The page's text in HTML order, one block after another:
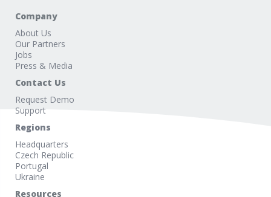
Company
About Us
Our Partners
Jobs
Press & Media
Contact Us
Request Demo
Support
Regions
Headquarters
Czech Republic
Portugal
Ukraine
Resources